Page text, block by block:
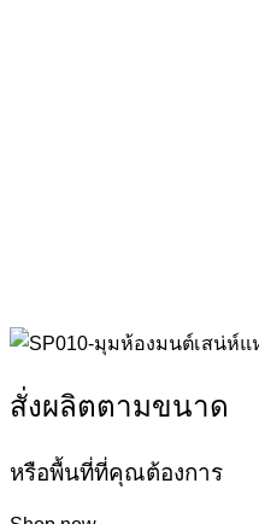
สั่งผลิตตามขนาด
หรือพื้นที่ที่คุณต้องการ